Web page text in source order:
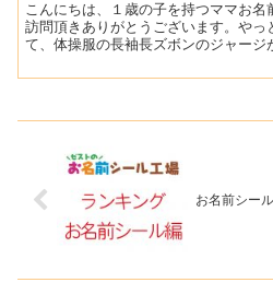
こんにちは、１歳の子を持つママお
訪問頂きありがとうございます。やっ
て、体操服の長袖長ズボンのジャージ
つ...
お名前シー